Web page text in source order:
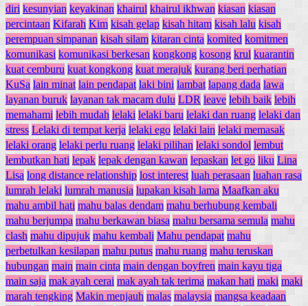
diri kesunyian keyakinan khairul khairul ikhwan kiasan kiasan
percintaan Kifarah Kim kisah gelap kisah hitam kisah lalu kisah
perempuan simpanan kisah silam kitaran cinta komited komitmen
komunikasi komunikasi berkesan kongkong kosong krul kuarantin
kuat cemburu kuat kongkong kuat merajuk kurang beri perhatian
KuSa lain minat lain pendapat laki bini lambat lapang dada lawa
layanan buruk layanan tak macam dulu LDR leave lebih baik lebih
memahami lebih mudah lelaki lelaki baru lelaki dan ruang lelaki dan
stress Lelaki di tempat kerja lelaki ego lelaki lain lelaki memasak
lelaki orang lelaki perlu ruang lelaki pilihan lelaki sondol lembut
lembutkan hati lepak lepak dengan kawan lepaskan let go liku Lina
Lisa long distance relationship lost interest luah perasaan luahan rasa
lumrah lelaki lumrah manusia lupakan kisah lama Maafkan aku
mahu ambil hati mahu balas dendam mahu berhubung kembali
mahu berjumpa mahu berkawan biasa mahu bersama semula mahu
clash mahu dipujuk mahu kembali Mahu pendapat mahu
perbetulkan kesilapan mahu putus mahu ruang mahu teruskan
hubungan main main cinta main dengan boyfren main kayu tiga
main saja mak ayah cerai mak ayah tak terima makan hati maki maki
marah tengking Makin menjauh malas malaysia mangsa keadaan